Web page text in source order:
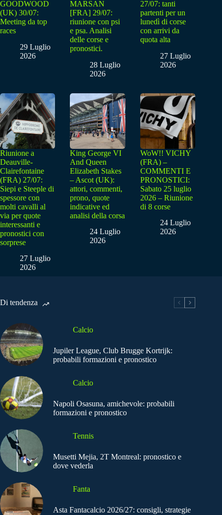
GOODWOOD
(UK) 30/07:
Meeting da top
races
29 Luglio
2026
MARSAN
[FRA] 29/07:
riunione con psi
e psa. Analisi
delle corse e
pronostici.
28 Luglio
2026
27/07: tanti
partenti per un
lunedì di corse
con arrivi da
quota alta
27 Luglio
2026
Riunione a
Deauville-
Clairefontaine
(FRA) 27/07:
Siepi e Steeple di
spessore con
molti cavalli al
via per quote
interessanti e
pronostici con
sorprese
27 Luglio
2026
King George VI
And Queen
Elizabeth Stakes
– Ascot (UK):
attori, commenti,
prono, quote
indicative ed
analisi della corsa
24 Luglio
2026
WoW!! VICHY
(FRA) –
COMMENTI E
PRONOSTICI:
Sabato 25 luglio
2026 – Riunione
di 8 corse
24 Luglio
2026
Di tendenza
Calcio
Jupiler League, Club Brugge Kortrijk:
probabili formazioni e pronostico
Calcio
Napoli Osasuna, amichevole: probabili
formazioni e pronostico
Tennis
Musetti Mejia, 2T Montreal: pronostico e
dove vederla
Fanta
Asta Fantacalcio 2026/27: consigli, strategie